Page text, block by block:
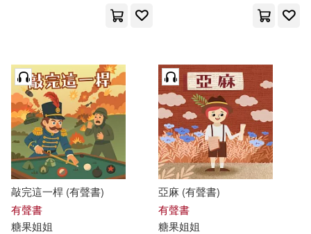
敲完這一桿 (有聲書)
有聲書
糖果姐姐
亞麻 (有聲書)
有聲書
糖果姐姐